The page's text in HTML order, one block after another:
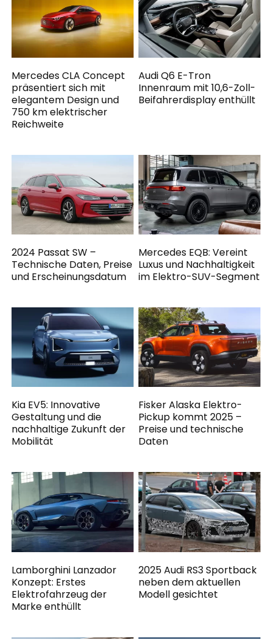
Mercedes CLA Concept
präsentiert sich mit
elegantem Design und
750 km elektrischer
Reichweite
Audi Q6 E-Tron
Innenraum mit 10,6-Zoll-
Beifahrerdisplay enthüllt
2024 Passat SW –
Technische Daten, Preise
und Erscheinungsdatum
Mercedes EQB: Vereint
Luxus und Nachhaltigkeit
im Elektro-SUV-Segment
Kia EV5: Innovative
Gestaltung und die
nachhaltige Zukunft der
Mobilität
Fisker Alaska Elektro-
Pickup kommt 2025 –
Preise und technische
Daten
Lamborghini Lanzador
Konzept: Erstes
Elektrofahrzeug der
Marke enthüllt
2025 Audi RS3 Sportback
neben dem aktuellen
Modell gesichtet